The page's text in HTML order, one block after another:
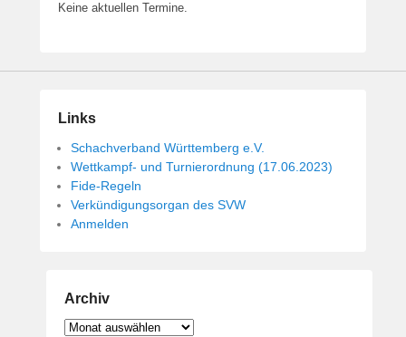
Keine aktuellen Termine.
Links
Schachverband Württemberg e.V.
Wettkampf- und Turnierordnung (17.06.2023)
Fide-Regeln
Verkündigungsorgan des SVW
Anmelden
Archiv
Archiv